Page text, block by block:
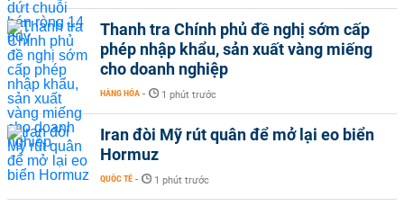
Thanh tra Chính phủ đề nghị sớm cấp
phép nhập khẩu, sản xuất vàng miếng
cho doanh nghiệp
HÀNG HÓA - 1 phút trước
Iran đòi Mỹ rút quân để mở lại eo biển
Hormuz
QUỐC TẾ - 1 phút trước